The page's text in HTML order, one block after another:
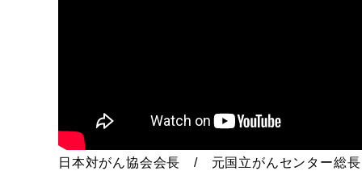
日本対がん協会会長 / 元国立がんセンター総